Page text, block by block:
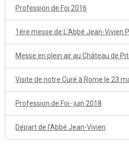
Profession de Foi 2016
1ère messe de L'Abbé Jean-Vivien
Messe en plein air au Château de
Visite de notre Curé à Rome le 23
Profession de Foi- juin 2018
Départ de l'Abbé Jean-Vivien